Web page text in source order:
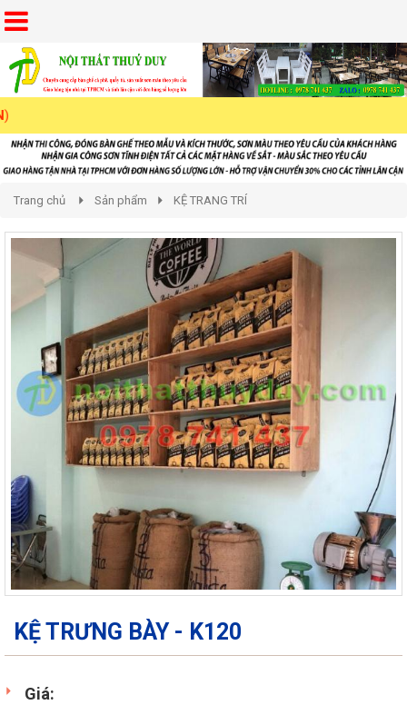
Trang chủ Sản phẩm KỆ TRANG TRÍ
KỆ TRƯNG BÀY - K120
Giá: